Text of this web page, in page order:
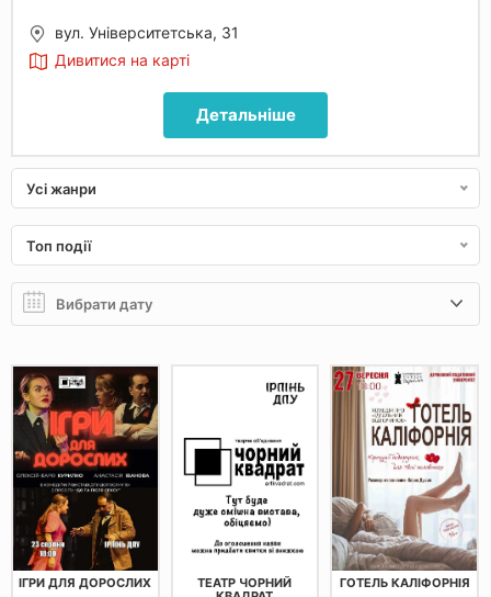
вул. Університетська, 31
Дивитися на карті
Детальніше
Усі жанри
Топ події
ІГРИ ДЛЯ ДОРОСЛИХ
ТЕАТР ЧОРНИЙ
ГОТЕЛЬ КАЛІФОРНІЯ